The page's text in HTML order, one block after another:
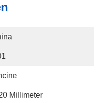
Millimeter